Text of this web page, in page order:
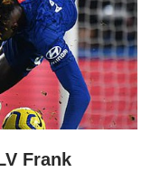
Frank